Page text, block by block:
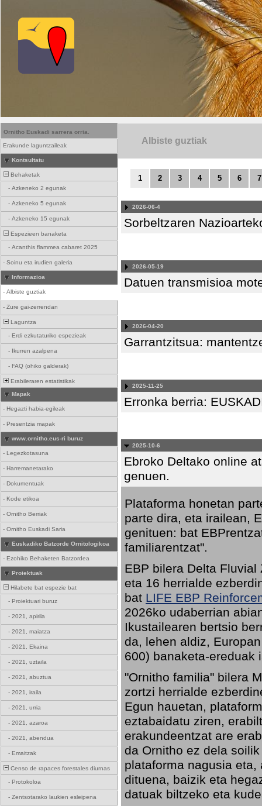
Ornitho Euskadi sarrera orria.
Erakunde laguntzaileak
Kontsultatu
Behaketak
- Azkeneko 2 egunak
- Azkeneko 5 egunak
- Azkeneko 15 egunak
Espezieen banaketa
- Acanthis flammea cabaret 2025
- Soinu eta irudien galeria
Informazioa
- Albiste guztiak
- Zure gai-zerrendan
Laguntza
- Erdi ezkutaturiko espezieak
- Ikurren azalpena
- FAQ (ohiko galderak)
Erabileraren estatistikak
Mapak
- Hegazti habia-egileak
- Presentzia mapak
www.ornitho.eus-ri buruz
- Legezkotasuna
- Harremanetarako
- Dokumentuak
- Kode etikoa
- Ornitho Berriak
- Ornitho Euskadi Saria
Euskadiko Batzorde Ornitologikoa
- Ezohiko Behaketen Batzordea
Proiektuak
Hilabete bat espezie bat
- Proiektuari buruz
- 2021, apirila
- 2021, maiatza
- 2021, Ekaina
- 2021, uztaila
- 2021, abuztua
- 2021, iraila
- 2021, urria
- 2021, azaroa
- 2021, abendua
- Emaitzak
Censo de rapaces forestales diurnas
- Protokoloa
- Zentsotarako laukien esleipena
Albiste guztiak
1 2 3 4 5 6 7
2026-06-4
Sorbeltzaren
2026-05-19
Datuen transmisioa
2026-04-20
Garrantzitsua:
2025-11-25
Erronka berria:
2025-10-6
Ebroko Deltako online
genuen.
Plataforma honetan
parte dira, eta irailean,
genituen: bat
familiarentzat".
EBP bilera Delta
eta 16 herrialde
bat LIFE EBP
2026ko udaberrian
Ikustailearen bertsio
da, lehen aldiz,
600) banaketa-ereduak
"Ornitho familia" bilera
zortzi herrialde
Egun hauetan,
eztabaidatu ziren,
erakundeentzat are
da Ornitho ez dela
plataforma nagusia
dituena, baizik eta
datuak biltzeko eta